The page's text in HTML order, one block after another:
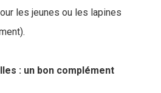
les jeunes ou les lapines
: un bon complément